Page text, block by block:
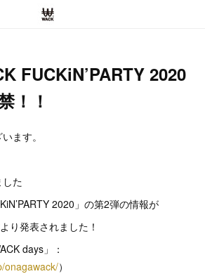
FUCKiN’PARTY 2020
！！
ます。
た
2020」の第2弾の情報が
り発表されました！
days」：
onagawack/）